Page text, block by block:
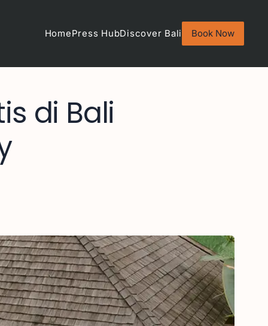
HomePress HubDiscover Bali Book Now
di Bali